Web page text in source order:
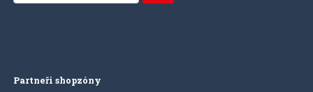
Partneři shopzóny